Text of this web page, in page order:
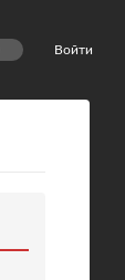
Войти